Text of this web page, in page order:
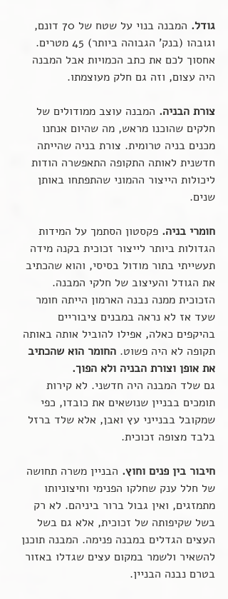
גודל.
המבנה בנוי על שטח של 70 דונם,
וגובהו (בנק' הגבוהה ביותר) 45 מטרים.
אחסוך לכם את כתב הכמויות אבל המבנה
היה עצום, וזה גם חלק מעוצמתו.
צורת הבניה. המבנה עוצב ממודולים של
חלקים שהוכנו מראש, מה שהיום אנחנו
מכנים בניה טרומית. צורת בניה שהייתה
חדשנית לאותה התקופה התאפשרה הודות
ליכולות הייצור ההמוני שהתפתחו באותן
שנים.
חומרי בניה. פקסטון הסתמך על המידות
הגדולות ביותר לייצור זכוכית בקנה מידה
תעשייתי בתור מודול בסיסי, והוא שהכתיב
את הגודל והעיצוב של חלקי המבנה.
הזכוכית ממנה נבנה הארמון הייתה חומר
שעד אז לא נראה במבנים ציבוריים
בהיקפים כאלה, אפילו להוביל אותה באותה
תקופה לא היה פשוט. החומר הוא שהכתיב
את אופן וצורת הבניה ולא הפוך.
גם שלד המבנה היה חדשני. לא קירות
תומכים בבניין שנושאים את כובדו, כפי
שמקובל בבנייני עץ ואבן, אלא שלד ברזל
בלבד מצופה זכוכית.
חיבור בין פנים וחוץ. הבניין משרה תחושה
של חלל ענק שחלקו הפנימי וחיצוניותו
מתמזגים, ואין גבול ברור ביניהם. לא רק
בשל שקיפותה של זכוכית, אלא גם בשל
העצים הגדלים במבנה פנימה. המבנה תוכנן
להשאיר ולשמר במקום עצים שגדלו באזור
בטרם נבנה הבניין.